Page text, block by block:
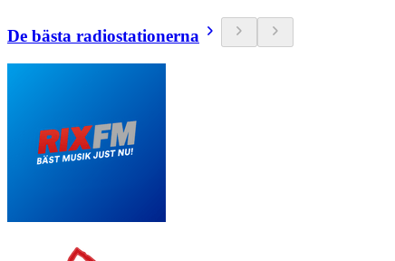
De bästa radiostationerna